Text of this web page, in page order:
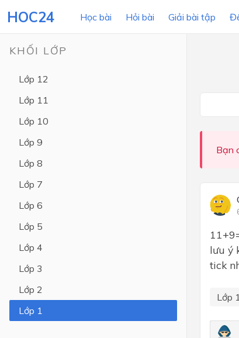
HOC24 Học bài Hỏi bài Giải bài tập
Lớp 3
Lớp 2
KHỐI LỚP
Lớp 12
Lớp 11
Lớp 10
Lớp 9
Lớp 8
Lớp 7
Lớp 6
Lớp 5
Lớp 4
Lớp 3
Lớp 2
Lớp 1
Bạn
lưu ý
tick
Lớp